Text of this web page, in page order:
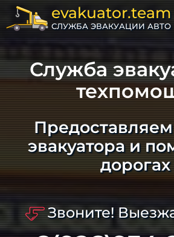
evakuator.team
СЛУЖБА ЭВАКУАЦИИ АВТО
Служба
эвакуатора и
дорогах
Звоните!